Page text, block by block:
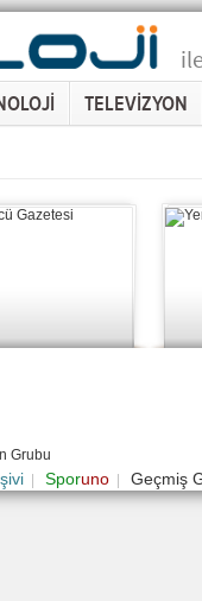
TELEVİZYON
Grubu
| Sporuno| Geçmiş